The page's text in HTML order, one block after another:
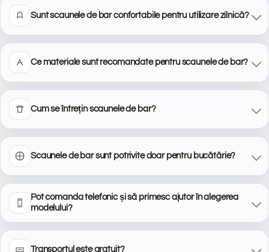
Sunt scaunele de bar confortabile pentru utilizare zilnică?
Ce materiale sunt recomandate pentru scaunele de bar?
Cum se întrețin scaunele de bar?
Scaunele de bar sunt potrivite doar pentru bucătărie?
Pot comanda telefonic și să primesc ajutor în alegerea
modelului?
Transportul este gratuit?